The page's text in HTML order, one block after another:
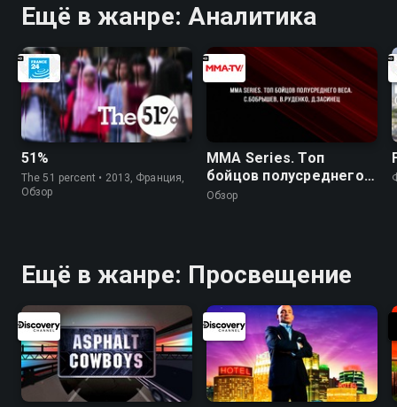
Ещё в жанре: Аналитика
51%
The 51 percent • 2013, Франция,
Обзор
MMA Series. Топ
бойцов полусреднего
веса. С.Бобрышев,
Обзор
Ещё в жанре: Просвещение